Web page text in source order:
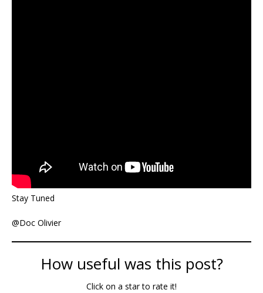
Stay Tuned
@Doc Olivier
How useful was this post?
Click on a star to rate it!